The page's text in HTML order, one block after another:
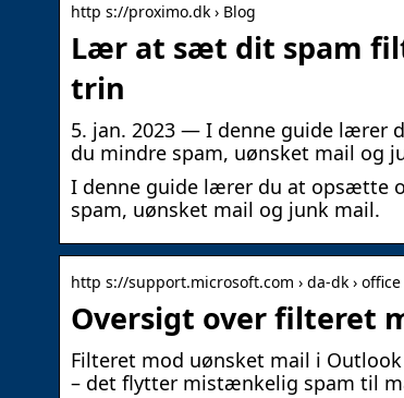
http s://proximo.dk › Blog
Lær at sæt dit spam
trin
5. jan. 2023 — I denne guide lærer
du mindre spam, uønsket mail og
I denne guide lærer du at opsætte
spam, uønsket mail og junk mail.
http s://support.microsoft.com › da-dk › office
Oversigt over filteret
Filteret mod uønsket mail i
– det flytter mistænkelig spam til